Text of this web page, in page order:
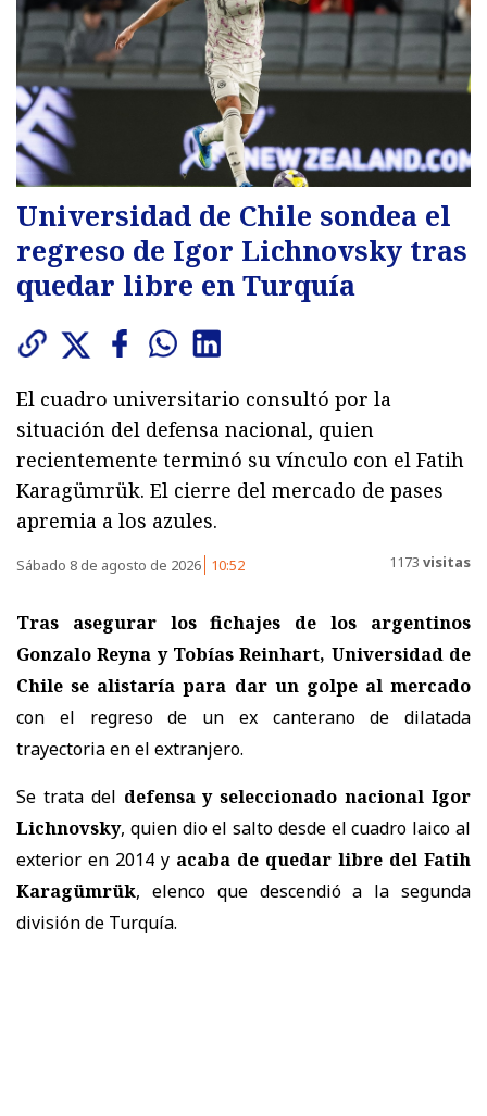
Universidad de Chile sondea el
regreso de Igor Lichnovsky tras
quedar libre en Turquía
El cuadro universitario consultó por la
situación del defensa nacional, quien
recientemente terminó su vínculo con el Fatih
Karagümrük. El cierre del mercado de pases
apremia a los azules.
Sábado 8 de agosto de 2026 10:52 1173 visitas
Tras asegurar los fichajes de los argentinos
Gonzalo Reyna y Tobías Reinhart, Universidad de
Chile se alistaría para dar un golpe al mercado
con el regreso de un ex canterano de dilatada
trayectoria en el extranjero.
Se trata del defensa y seleccionado nacional Igor
Lichnovsky, quien dio el salto desde el cuadro laico al
exterior en 2014 y acaba de quedar libre del Fatih
Karagümrük, elenco que descendió a la segunda
división de Turquía.